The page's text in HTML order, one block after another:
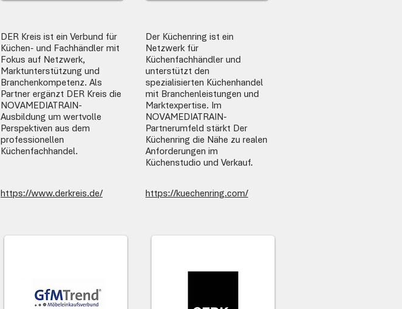
DER Kreis ist ein Verbund für
Küchen- und Fachhändler mit
Fokus auf Netzwerk,
Marktunterstützung und
Branchenkompetenz. Als
Partner ergänzt DER Kreis die
NOVAMEDIATRAIN-
Ausbildung um wertvolle
Perspektiven aus dem
professionellen
Küchenfachhandel.
https://www.derkreis.de/
Der Küchenring ist ein
Netzwerk für
Küchenfachhändler und
unterstützt den
spezialisierten Küchenhandel
mit Branchenleistungen und
Marktexpertise. Im
NOVAMEDIATRAIN-
Partnerumfeld stärkt Der
Küchenring die Nähe zu realen
Anforderungen im
Küchenstudio und Verkauf.
https://kuechenring.com/